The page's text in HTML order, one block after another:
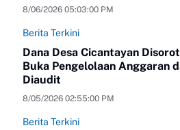
8/06/2026 05:03:00 PM
Berita Terkini
Dana Desa Cicantayan
Buka Pengelolaan Anggaran
Diaudit
8/05/2026 02:55:00 PM
Berita Terkini